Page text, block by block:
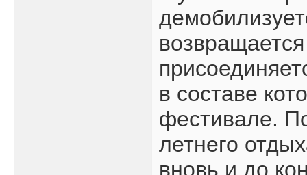
в составе
фестивале.
летнего
вновь и до